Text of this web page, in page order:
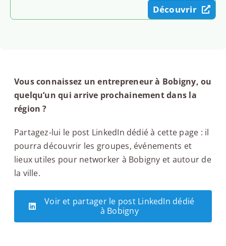
Découvrir
Vous connaissez un entrepreneur à Bobigny, ou
quelqu’un qui arrive prochainement dans la
région ?
Partagez-lui le post LinkedIn dédié à cette page : il
pourra découvrir les groupes, événements et
lieux utiles pour networker à Bobigny et autour de
la ville.
Voir et partager le post LinkedIn dédié
à Bobigny